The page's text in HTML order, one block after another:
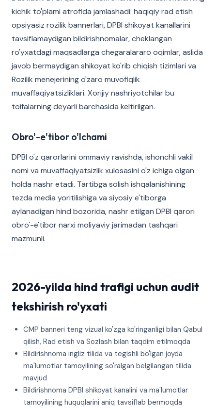
kichik to'plami atrofida jamlashadi: haqiqiy rad etish
opsiyasiz rozilik bannerlari, DPBI shikoyat kanallarini
tavsiflamaydigan bildirishnomalar, cheklangan
ro'yxatdagi maqsadlarga chegaralararo oqimlar, aslida
javob bermaydigan shikoyat ko'rib chiqish tizimlari va
Rozilik menejerining o'zaro muvofiqlik
muvaffaqiyatsizliklari. Xorijiy nashriyotchilar bu
toifalarning deyarli barchasida keltirilgan.
Obro'-e'tibor o'lchami
DPBI o'z qarorlarini ommaviy ravishda, ishonchli vakil
nomi va muvaffaqiyatsizlik xulosasini o'z ichiga olgan
holda nashr etadi. Tartibga solish ishqalanishining
tezda media yoritilishiga va siyosiy e'tiborga
aylanadigan hind bozorida, nashr etilgan DPBI qarori
obro'-e'tibor narxi moliyaviy jarimadan tashqari
mazmunli.
2026-yilda hind trafigi uchun audit
tekshirish ro'yxati
CMP banneri teng vizual ko'zga ko'ringanligi bilan Qabul
qilish, Rad etish va Sozlash bilan taqdim etilmoqda
Bildirishnoma ingliz tilida va tegishli bo'lgan joyda
ma'lumotlar tamoyilining so'ralgan belgilangan tilida
mavjud
Bildirishnoma DPBI shikoyat kanalini va ma'lumotlar
tamoyilining huquqlarini aniq tavsiflab bermoqda